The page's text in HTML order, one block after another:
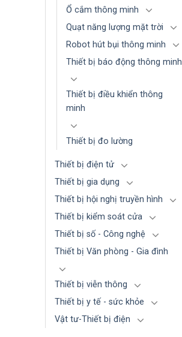
Ổ cắm thông minh
Quạt năng lượng mặt trời
Robot hút bụi thông minh
Thiết bị báo động thông minh
Thiết bị điều khiển thông
minh
Thiết bị đo lường
Thiết bị điện tử
Thiết bị gia dụng
Thiết bị hội nghị truyền hình
Thiết bị kiểm soát cửa
Thiết bị số - Công nghệ
Thiết bị Văn phòng - Gia đình
Thiết bị viễn thông
Thiết bị y tế - sức khỏe
Vật tư-Thiết bị điện